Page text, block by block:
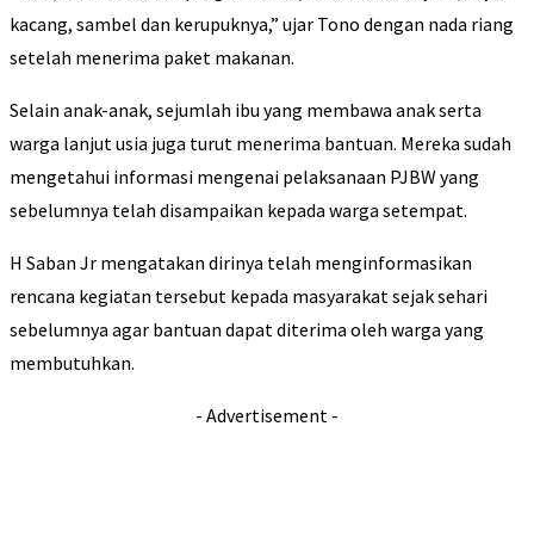
kacang, sambel dan kerupuknya,” ujar Tono dengan nada riang
setelah menerima paket makanan.
Selain anak-anak, sejumlah ibu yang membawa anak serta
warga lanjut usia juga turut menerima bantuan. Mereka sudah
mengetahui informasi mengenai pelaksanaan PJBW yang
sebelumnya telah disampaikan kepada warga setempat.
H Saban Jr mengatakan dirinya telah menginformasikan
rencana kegiatan tersebut kepada masyarakat sejak sehari
sebelumnya agar bantuan dapat diterima oleh warga yang
membutuhkan.
- Advertisement -